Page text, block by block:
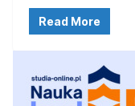
Read More